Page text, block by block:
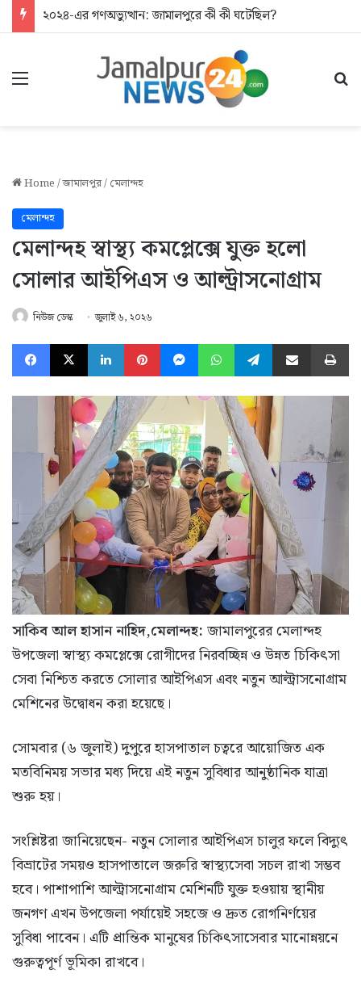
২০২৪-এর গণঅভ্যুত্থান: জামালপুরে কী কী ঘটেছিল?
Menu
Home/জামালপুর/মেলান্দহ
মেলান্দহ
মেলান্দহ স্বাস্থ্য কমপ্লেক্সে যুক্ত হলো
সোলার আইপিএস ও আল্ট্রাসনোগ্রাম
নিউজ ডেস্ক জুলাই ৬, ২০২৬
Facebook
X LinkedInPinterestMessengerWhatsAppTelegramShare via Email
সাকিব আল হাসান নাহিদ,মেলান্দহ: জামালপুরের মেলান্দহ
উপজেলা স্বাস্থ্য কমপ্লেক্সে রোগীদের নিরবচ্ছিন্ন ও উন্নত চিকিৎসা
সেবা নিশ্চিত করতে সোলার আইপিএস এবং নতুন আল্ট্রাসনোগ্রাম
মেশিনের উদ্বোধন করা হয়েছে।
সোমবার (৬ জুলাই) দুপুরে হাসপাতাল চত্বরে আয়োজিত এক
মতবিনিময় সভার মধ্য দিয়ে এই নতুন সুবিধার আনুষ্ঠানিক যাত্রা
শুরু হয়।
সংশ্লিষ্টরা জানিয়েছেন- নতুন সোলার আইপিএস চালুর ফলে বিদ্যুৎ
বিভ্রাটের সময়ও হাসপাতালে জরুরি স্বাস্থ্যসেবা সচল রাখা সম্ভব
হবে। পাশাপাশি আল্ট্রাসনোগ্রাম মেশিনটি যুক্ত হওয়ায় স্থানীয়
জনগণ এখন উপজেলা পর্যায়েই সহজে ও দ্রুত রোগনির্ণয়ের
সুবিধা পাবেন। এটি প্রান্তিক মানুষের চিকিৎসাসেবার মানোন্নয়নে
গুরুত্বপূর্ণ ভূমিকা রাখবে।